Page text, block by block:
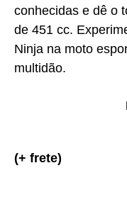
conhecidas e dê o
de 451 cc.
Ninja na moto
multidão.
(+ frete)